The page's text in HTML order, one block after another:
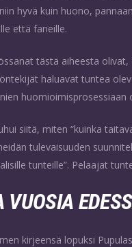
hyvä kuin huono,
että faneille.
tästä aiheesta
haluavat tuntea
huomioimisprosessiaan
siitä, miten “kuinka
tulevaisuuden
tunteille”. Pelaajat
VUOSIA
kirjeensä lopuksi